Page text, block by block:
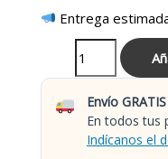
Entrega
Envío
En todos tus
Indícanos el